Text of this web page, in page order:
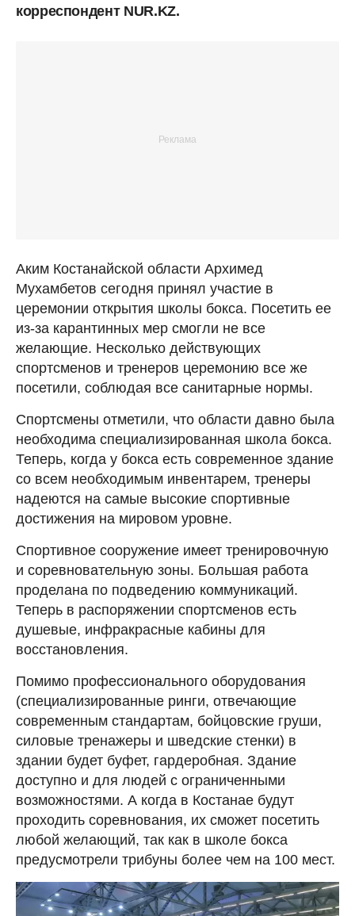
корреспондент NUR.KZ.
Аким Костанайской области Архимед
Мухамбетов сегодня принял участие в
церемонии открытия школы бокса. Посетить ее
из-за карантинных мер смогли не все
желающие. Несколько действующих
спортсменов и тренеров церемонию все же
посетили, соблюдая все санитарные нормы.
Спортсмены отметили, что области давно была
необходима специализированная школа бокса.
Теперь, когда у бокса есть современное здание
со всем необходимым инвентарем, тренеры
надеются на самые высокие спортивные
достижения на мировом уровне.
Спортивное сооружение имеет тренировочную
и соревновательную зоны. Большая работа
проделана по подведению коммуникаций.
Теперь в распоряжении спортсменов есть
душевые, инфракрасные кабины для
восстановления.
Помимо профессионального оборудования
(специализированные ринги, отвечающие
современным стандартам, бойцовские груши,
силовые тренажеры и шведские стенки) в
здании будет буфет, гардеробная. Здание
доступно и для людей с ограниченными
возможностями. А когда в Костанае будут
проходить соревнования, их сможет посетить
любой желающий, так как в школе бокса
предусмотрели трибуны более чем на 100 мест.